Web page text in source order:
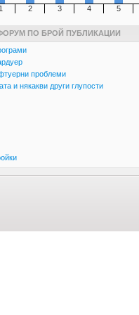
1 2 3 4 5
ПО БРОЙ ПУБЛИКАЦИИ
проблеми
и някакви други глупости